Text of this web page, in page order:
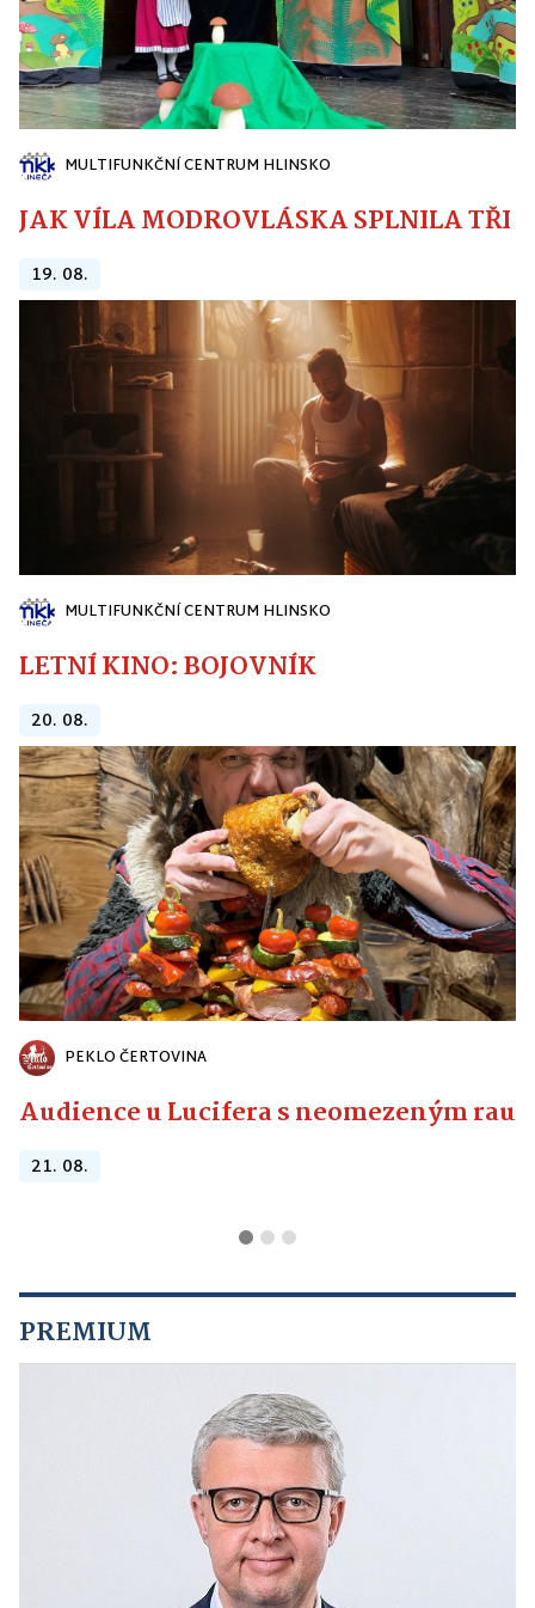
MULTIFUNKČNÍ CENTRUM HLINSKO
JAK VÍLA MODROVLÁSKA SPLNILA
19. 08.
MULTIFUNKČNÍ CENTRUM HLINSKO
LETNÍ KINO: BOJOVNÍK
20. 08.
PEKLO ČERTOVINA
Audience u Lucifera s neomezeným
21. 08.
PREMIUM